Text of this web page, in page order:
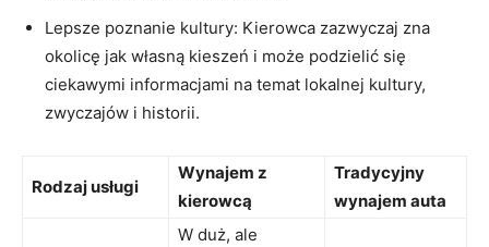
Lepsze poznanie kultury: ⁤Kierowca zazwyczaj zna
okolicę jak ⁣własną kieszeń ‍i może ⁣podzielić się
⁢ciekawymi informacjami na temat lokalnej kultury,
⁢zwyczajów i historii.
Rodzaj usługi
Wynajem z
kierowcą
Tradycyjny
⁣wynajem ⁤auta
W‍ duż, ale